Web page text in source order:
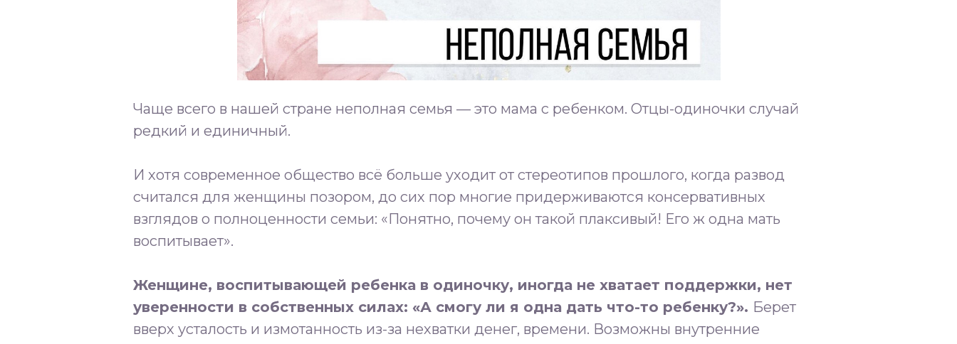
Чаще всего в нашей стране неполная семья — это мама с ребенком. Отцы-одиночки случай
редкий и единичный.⁣⁣⠀⠀⁣⁣⠀
И хотя современное общество всё больше уходит от стереотипов прошлого, когда развод
считался для женщины позором, до сих пор многие придерживаются консервативных
взглядов о полноценности семьи: «Понятно, почему он такой плаксивый! Его ж одна мать
воспитывает».⁣⁣⠀⠀⁣⁣⠀
Женщине, воспитывающей ребенка в одиночку, иногда не хватает поддержки, нет
уверенности в собственных силах: «А смогу ли я одна дать что-то ребенку?». Берет
вверх усталость и измотанность из-за нехватки денег, времени. Возможны внутренние